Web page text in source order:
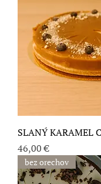
SLANÝ KARAMEL
Cena
46,00 €
bez orechov